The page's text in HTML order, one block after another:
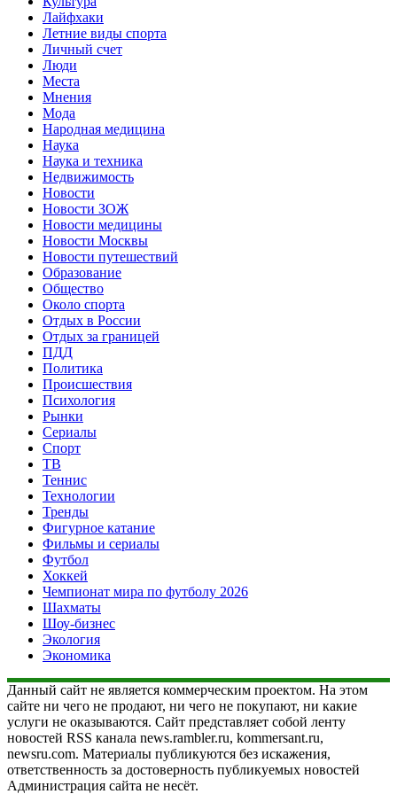
Лайфхаки
Летние виды спорта
Личный счет
Люди
Места
Мнения
Мода
Народная медицина
Наука
Наука и техника
Недвижимость
Новости
Новости ЗОЖ
Новости медицины
Новости Москвы
Новости путешествий
Образование
Общество
Около спорта
Отдых в России
Отдых за границей
ПДД
Политика
Происшествия
Психология
Рынки
Сериалы
Спорт
ТВ
Теннис
Технологии
Тренды
Фигурное катание
Фильмы и сериалы
Футбол
Хоккей
Чемпионат мира по футболу 2026
Шахматы
Шоу-бизнес
Экология
Экономика
Данный сайт не является коммерческим проектом. На этом
сайте ни чего не продают, ни чего не покупают, ни какие
услуги не оказываются. Сайт представляет собой ленту
новостей RSS канала news.rambler.ru, kommersant.ru,
newsru.com. Материалы публикуются без искажения,
ответственность за достоверность публикуемых новостей
Администрация сайта не несёт.